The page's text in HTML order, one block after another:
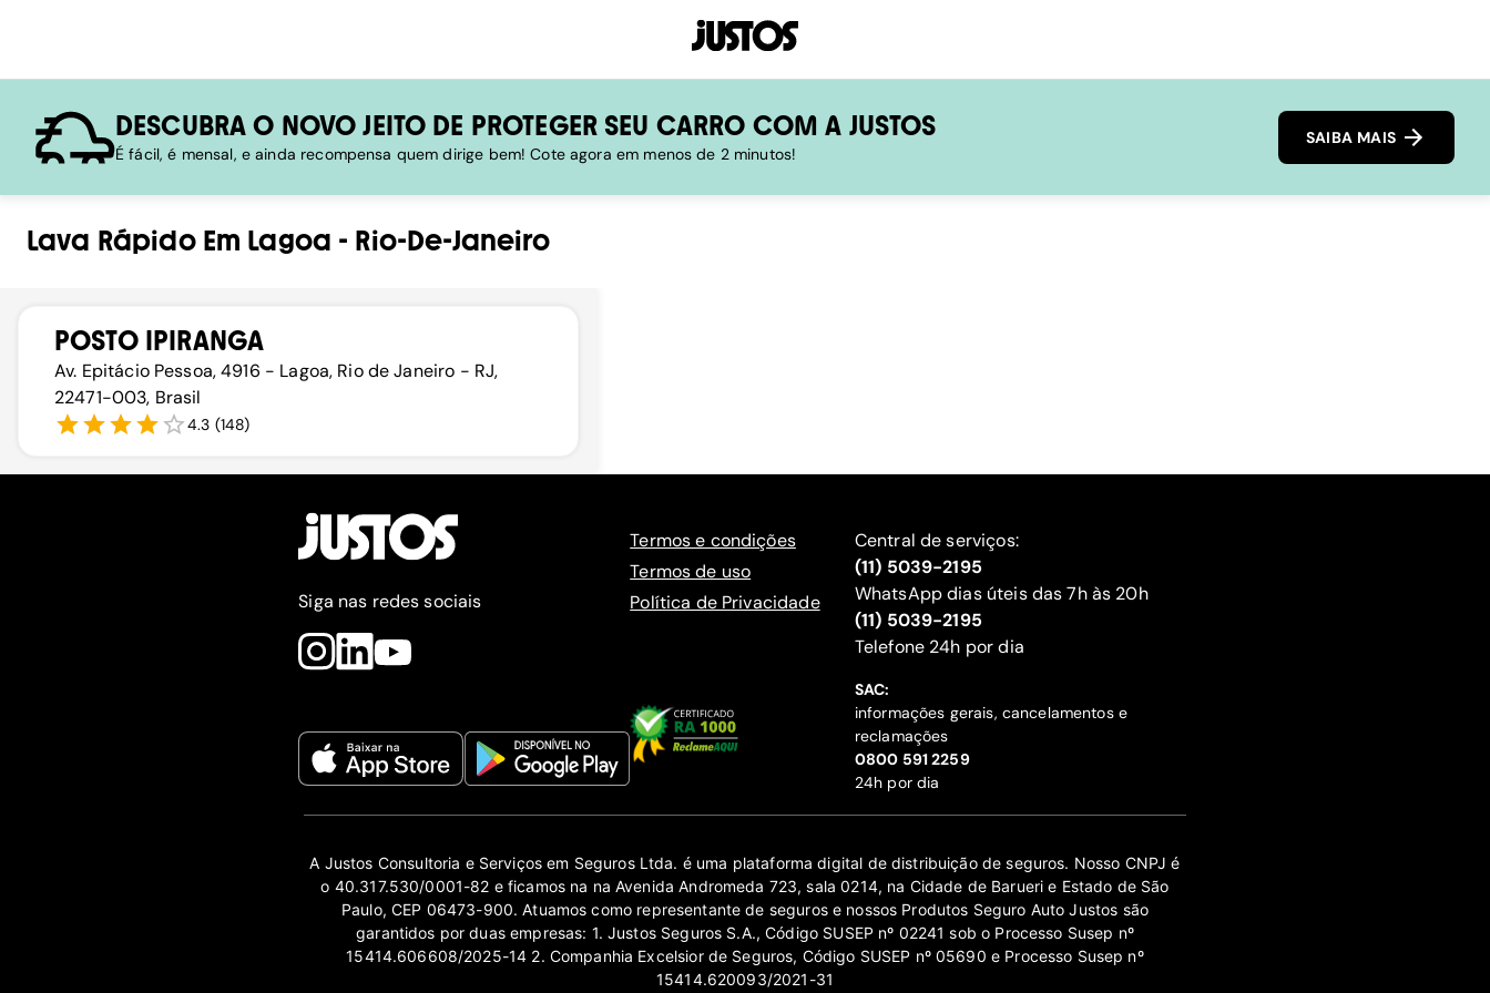
DESCUBRA O NOVO JEITO DE PROTEGER SEU CARRO COM A JUSTOS
É fácil, é mensal, e ainda recompensa quem dirige bem! Cote agora em menos de 2 minutos!
SAIBA MAIS
Lava RápidoEm Lagoa - Rio-De-Janeiro
POSTO IPIRANGA
Av. Epitácio Pessoa, 4916 - Lagoa, Rio de Janeiro - RJ,
22471-003, Brasil
4.3 (148)
Siga nas redes sociais
Termos e condições
Termos de uso
Política de Privacidade
Central de serviços:
(11) 5039-2195
WhatsApp dias úteis das 7h às 20h
(11) 5039-2195
‍Telefone 24h por dia
SAC:
informações gerais, cancelamentos e
reclamações
‍0800 591 2259
24h por dia
A Justos Consultoria e Serviços em Seguros Ltda. é uma plataforma digital de distribuição de seguros. Nosso CNPJ é
o 40.317.530/0001-82 e ficamos na na Avenida Andromeda 723, sala 0214, na Cidade de Barueri e Estado de São
Paulo, CEP 06473-900. Atuamos como representante de seguros e nossos Produtos Seguro Auto Justos são
garantidos por duas empresas: 1. Justos Seguros S.A., Código SUSEP nº 02241 sob o Processo Susep nº
15414.606608/2025-14 2. Companhia Excelsior de Seguros, Código SUSEP nº 05690 e Processo Susep nº
15414.620093/2021-31